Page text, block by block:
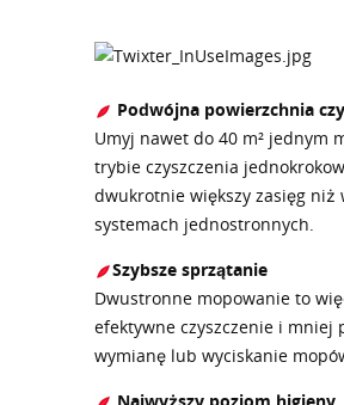
Podwójna powierzchnia
Umyj nawet do 40 m² jednym
trybie czyszczenia
dwukrotnie większy zasięg niż
systemach jednostronnych.
Szybsze sprzątanie
Dwustronne mopowanie to
efektywne czyszczenie i mniej
wymianę lub wyciskanie
Najwyższy poziom higieny